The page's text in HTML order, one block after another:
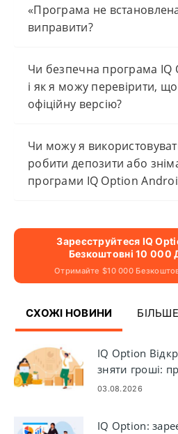
«Програма не
виправити?
Чи безпечна програма IQ
і як я можу перевірити,
офіційну версію?
Чи можу я
робити депозити або
програми IQ Option
Зареєструйтеся IQ
Безкоштовні 10 000
Отримайте $10 000
СХОЖІ НОВИНИ
IQ Option
зняти гроші:
03.08.2026
IQ Option: